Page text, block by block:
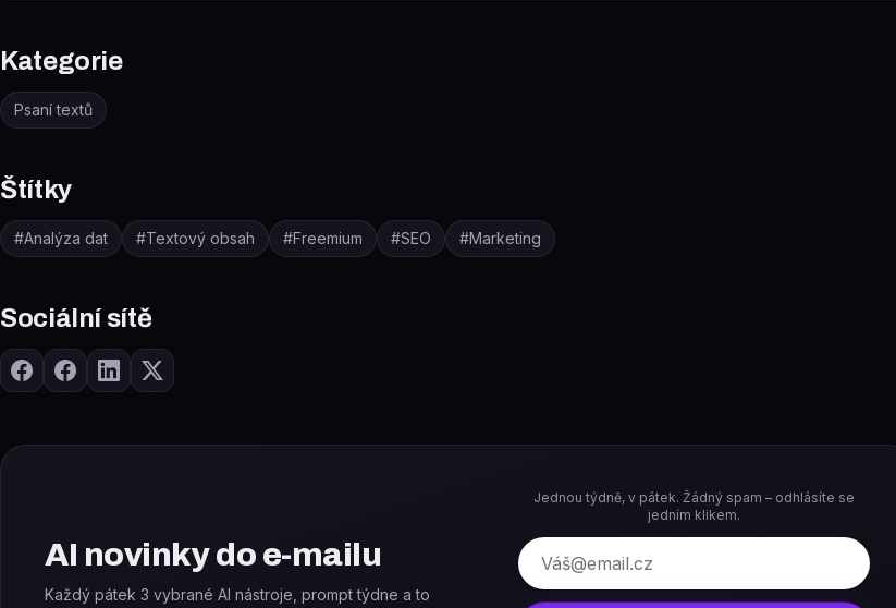
Kategorie
Psaní textů
Štítky
#Analýza dat #Textový obsah #Freemium #SEO #Marketing
Sociální sítě
AI novinky do e-mailu
Každý pátek 3 vybrané AI nástroje, prompt týdne a to
Jednou týdně, v pátek. Žádný spam – odhlásíte se
jedním klikem.
E-mail